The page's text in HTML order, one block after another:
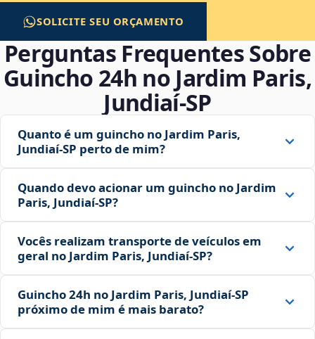
SOLICITE SEU ORÇAMENTO
Perguntas Frequentes Sobre
Guincho 24h no Jardim Paris,
Jundiaí‑SP
Quanto é um guincho no Jardim Paris,
Jundiaí‑SP perto de mim?
Quando devo acionar um guincho no Jardim
Paris, Jundiaí‑SP?
Vocês realizam transporte de veículos em
geral no Jardim Paris, Jundiaí‑SP?
Guincho 24h no Jardim Paris, Jundiaí‑SP
próximo de mim é mais barato?